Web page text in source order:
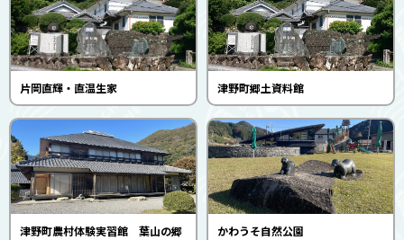
片岡直輝・直温生家 津野町郷土資料館
津野町農村体験実習館 葉山の郷 かわうそ自然公園